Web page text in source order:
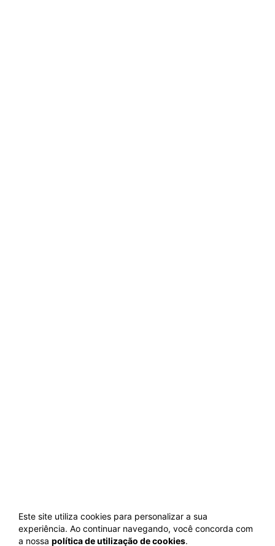
Este site utiliza cookies para personalizar a sua
experiência. Ao continuar navegando, você concorda com
a nossa política de utilização de cookies.